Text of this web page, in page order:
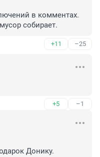
в комментах.
собирает.
+11 –25
+5 –1
Донику.